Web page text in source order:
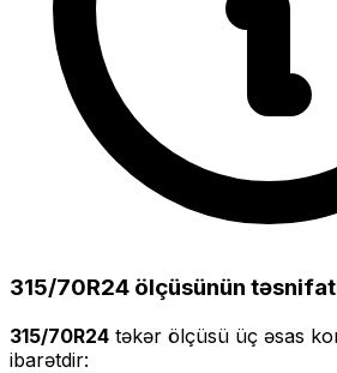
315/70R24 ölçüsünün
315/70R24 təkər ölçüsü üç əsas
ibarətdir: